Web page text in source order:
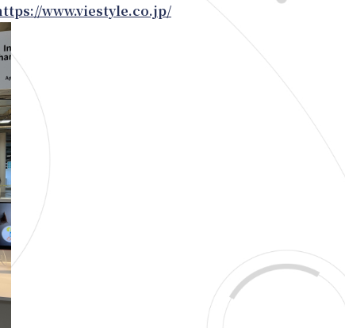
www.viestyle.co.jp/